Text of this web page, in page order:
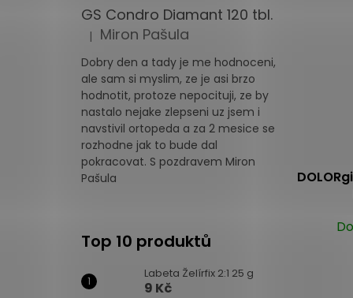
GS Condro Diamant 120 tbl.
Hodnocení produktu je 5 z 5 hvězdiček.
| Miron Pašula
Dobry den a tady je me hodnoceni,
ale sam si myslim, ze je asi brzo
hodnotit, protoze nepocituji, ze by
nastalo nejake zlepseni uz jsem i
navstivil ortopeda a za 2 mesice se
rozhodne jak to bude dal
pokracovat. S pozdravem Miron
Pašula
Top 10 produktů
Labeta Želírfix 2:1 25 g
9 Kč